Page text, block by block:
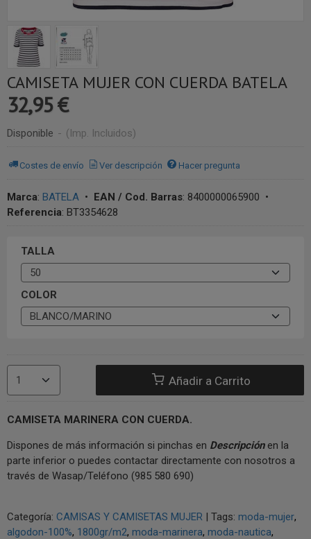
CAMISETA MUJER CON CUERDA BATELA
32,95 €
Disponible - (Imp. Incluidos)
Costes de envío Ver descripción Hacer pregunta
Marca: BATELA • EAN / Cod. Barras: 8400000065900 •
Referencia: BT3354628
TALLA
COLOR
Añadir a Carrito
CAMISETA MARINERA CON CUERDA.
Dispones de más información si pinchas en Descripciónen la
parte inferior o puedes contactar directamente con nosotros a
través de Wasap/Teléfono (985 580 690)
Categoría: CAMISAS Y CAMISETAS MUJER | Tags: moda-mujer
algodon-100% 1800gr/m2 moda-marinera moda-nautica